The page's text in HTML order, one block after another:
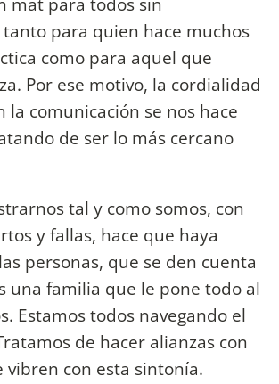
para quien hace muchos
como para aquel que
Por ese motivo, la cordialidad
la comunicación se nos hace
de ser lo más cercano
tal y como somos, con
y fallas, hace que haya
personas, que se den cuenta
una familia que le pone todo al
Estamos todos navegando el
de hacer alianzas con
vibren con esta sintonía.